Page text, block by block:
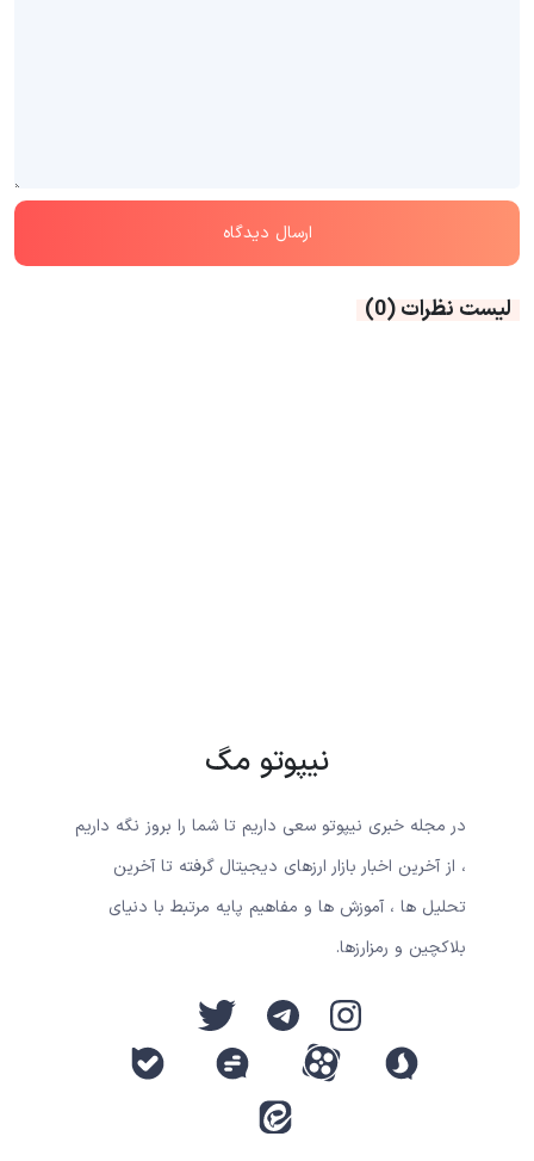
لیست نظرات(0)
نیپوتو مگ
در مجله خبری نیپوتو سعی داریم تا شما را بروز نگه داریم
، از آخرین اخبار بازار ارزهای دیجیتال گرفته تا آخرین
تحلیل ها ، آموزش ها و مفاهیم پایه مرتبط با دنیای
بلاکچین و رمزارزها.